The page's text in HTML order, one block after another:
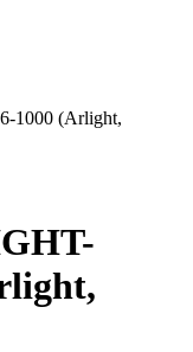
1000 (Arlight,